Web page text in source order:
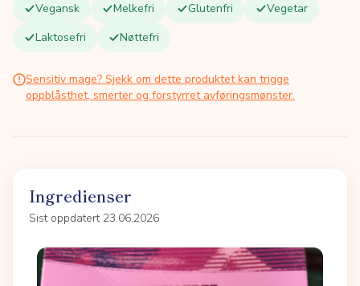
Vegansk Melkefri Glutenfri
Vegetar
Laktosefri
Nøttefri
Sensitiv mage? Sjekk om dette produktet kan trigge
oppblåsthet, smerter og forstyrret avføringsmønster.
Ingredienser
Sist oppdatert 23.06.2026